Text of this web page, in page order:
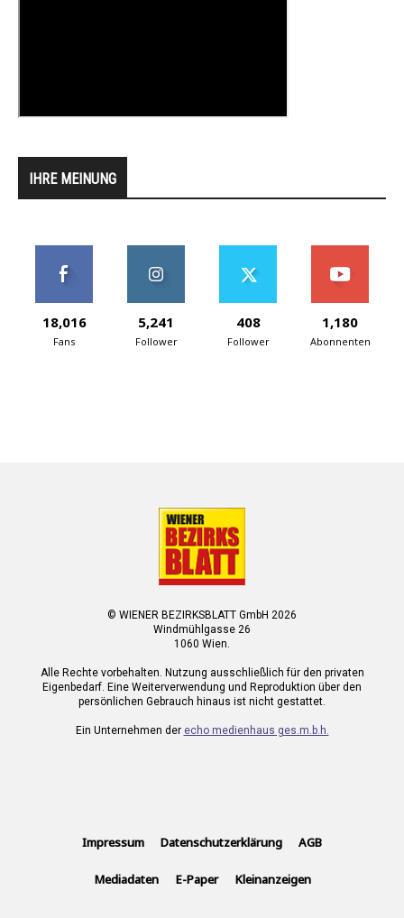
IHRE MEINUNG
18,016
Fans
5,241
Follower
408
Follower
1,180
Abonnenten
© WIENER BEZIRKSBLATT GmbH 2026
Windmühlgasse 26
1060 Wien.
Alle Rechte vorbehalten. Nutzung ausschließlich für den privaten
Eigenbedarf. Eine Weiterverwendung und Reproduktion über den
persönlichen Gebrauch hinaus ist nicht gestattet.
Ein Unternehmen der echo medienhaus ges.m.b.h.
Impressum Datenschutzerklärung AGB
Mediadaten E-Paper Kleinanzeigen